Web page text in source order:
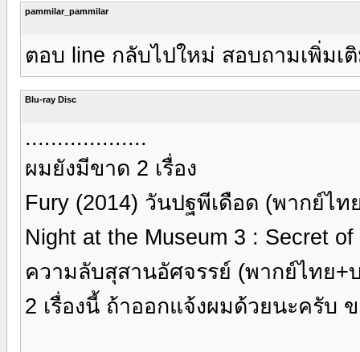
pammilar_pammilar
ตอบ line กลับไปใหม่ สอบถามเพิ่ม
Blu-ray Disc
...................
ผมยังมีขาด 2 เรื่อง
Fury (2014) วันปฐพีเดือด (พากย์ไท
Night at the Museum 3 : Secret
ความลับสุสานอัศจรรย์ (พากย์ไทย+
2 เรื่องนี้ ถ้าออกแจ้งผมด้วยนะครับ